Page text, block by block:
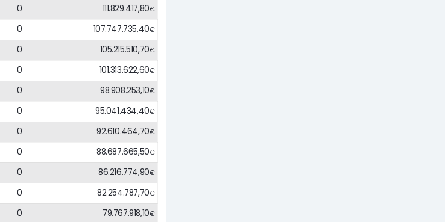
0 111.829.417,80€
0 107.747.735,40€
0 105.215.510,70€
0 101.313.622,60€
0 98.908.253,10€
0 95.041.434,40€
0 92.610.464,70€
0 88.687.665,50€
0 86.216.774,90€
0 82.254.787,70€
0 79.767.918,10€